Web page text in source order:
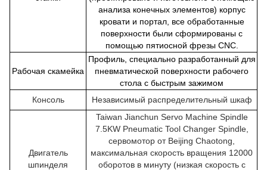
анализа конечных элементов) корпус
кровати и портал, все обработанные
поверхности были сформированы с
помощью пятиосной фрезы CNC.
Рабочая скамейка
Профиль, специально разработанный для
пневматической поверхности рабочего
стола с быстрым зажимом
Консоль
Независимый распределительный шкаф
Двигатель
шпинделя
Taiwan Jianchun Servo Machine Spindle
7.5KW Pneumatic Tool Changer Spindle,
сервомотор от Beijing Chaotong,
максимальная скорость вращения 12000
оборотов в минуту (низкая скорость с